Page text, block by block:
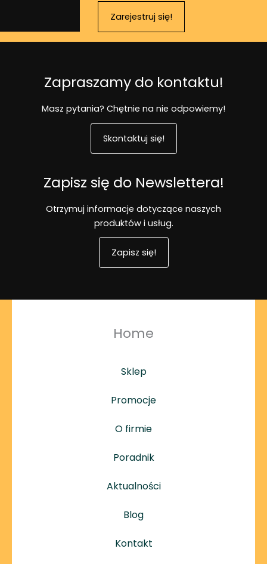
Zarejestruj się!
Zapraszamy do kontaktu!
Masz pytania? Chętnie na nie odpowiemy!
Skontaktuj się!
Zapisz się do Newslettera!
Otrzymuj informacje dotyczące naszych
produktów i usług.
Zapisz się!
Home
Sklep
Promocje
O firmie
Poradnik
Aktualności
Blog
Kontakt